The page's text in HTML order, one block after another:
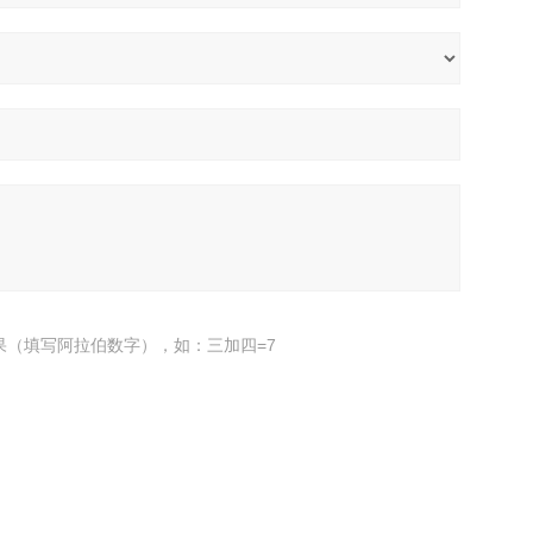
（填写阿拉伯数字），如：三加四=7